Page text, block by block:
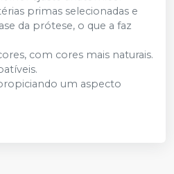
primas selecionadas e
da prótese, o que a faz
com cores mais naturais.
um aspecto